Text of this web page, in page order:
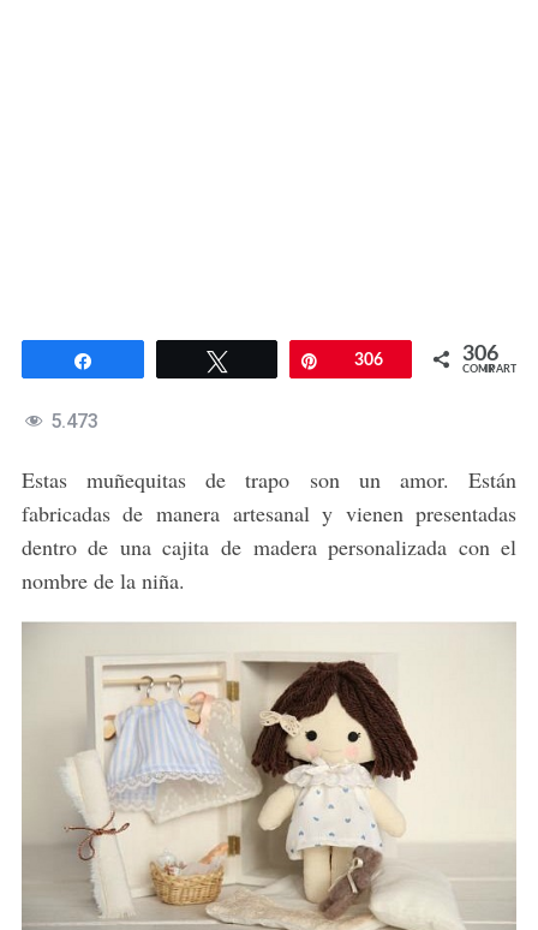
Twittear Pin306 306
COMPARTIR
5.473
Estas muñequitas de trapo son un amor. Están
fabricadas de manera artesanal y vienen presentadas
dentro de una cajita de madera personalizada con el
nombre de la niña.